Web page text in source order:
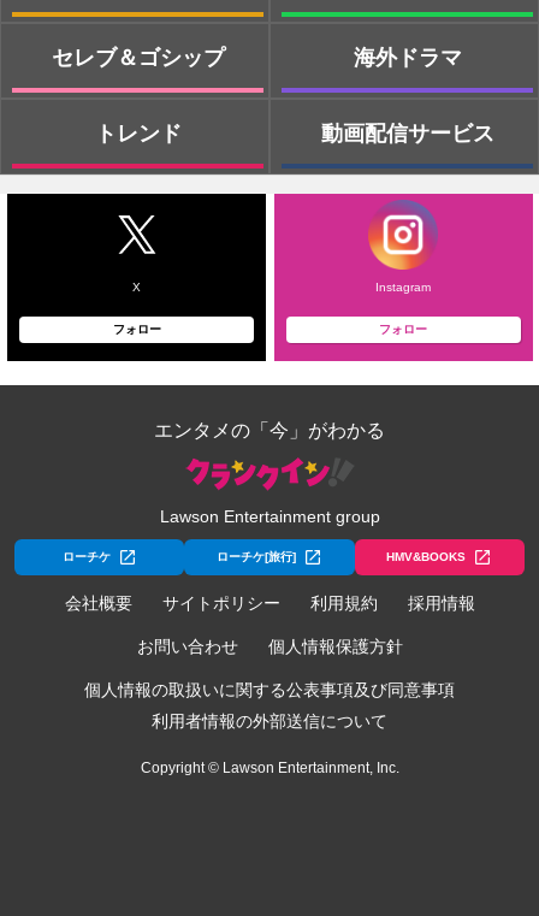
セレブ＆ゴシップ
トレンド
海外ドラマ
動画配信サービス
X
フォロー
Instagram
フォロー
エンタメの「今」がわかる
Lawson Entertainment group
ローチケ ローチケ[旅行] HMV&BOOKS
会社概要 サイトポリシー 利用規約 採用情報
お問い合わせ 個人情報保護方針
個人情報の取扱いに関する公表事項及び同意事項
利用者情報の外部送信について
Copyright © Lawson Entertainment, Inc.